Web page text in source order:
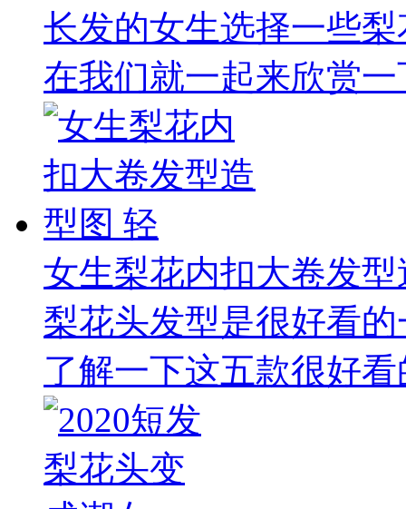
长发的女生选择一些
在我们就一起来欣赏
女生梨花内扣大卷发
梨花头发型是很好看
了解一下这五款很好